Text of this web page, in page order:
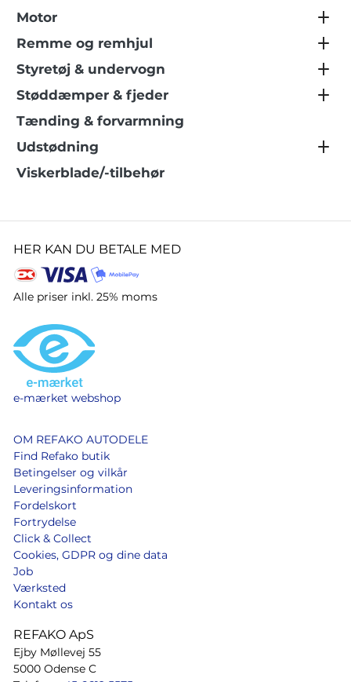
Motor
Remme og remhjul
Styretøj & undervogn
Støddæmper & fjeder
Tænding & forvarmning
Udstødning
Viskerblade/-tilbehør
HER KAN DU BETALE MED
Alle priser inkl. 25% moms
e-mærket webshop
OM REFAKO AUTODELE
Find Refako butik
Betingelser og vilkår
Leveringsinformation
Fordelskort
Fortrydelse
Click & Collect
Cookies, GDPR og dine data
Job
Værksted
Kontakt os
REFAKO ApS
Ejby Møllevej 55
5000 Odense C